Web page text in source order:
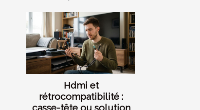
Hdmi et
rétrocompatibilité :
casse-tête ou solution